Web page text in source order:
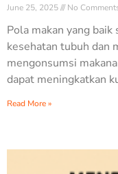
June 25, 2025 No
Pola makan yang
kesehatan tubuh dan
mengonsumsi
dapat meningkatkan
Read More »